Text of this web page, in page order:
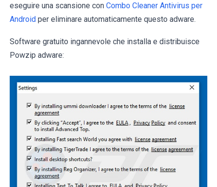
eseguire una scansione con Combo Cleaner Antivirus per
Android per eliminare automaticamente questo adware.
Software gratuito ingannevole che installa e distribuisce
Powzip adware: